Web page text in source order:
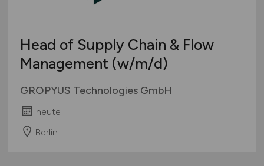
Head of Supply Chain & Flow
Management (w/m/d)
GROPYUS Technologies GmbH
heute
Berlin